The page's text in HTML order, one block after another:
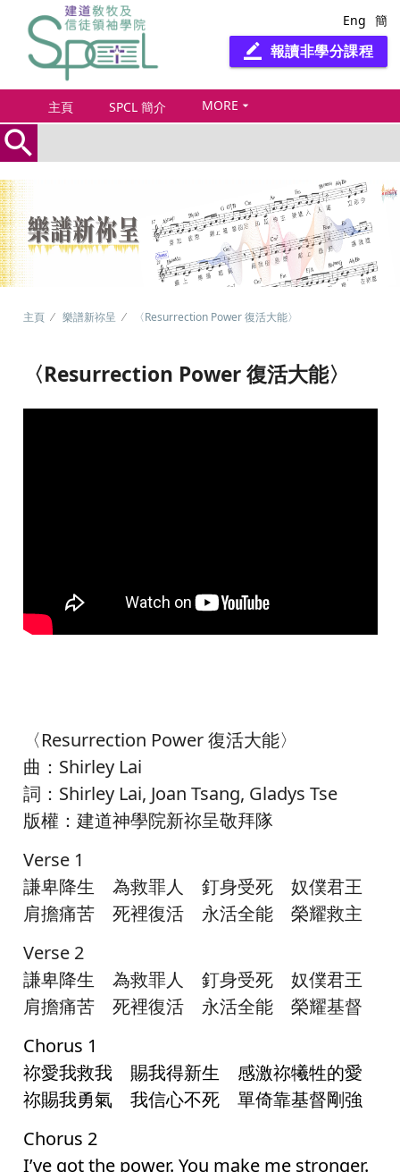
Eng 簡
border_color 報讀非學分課程
主頁 SPCL 簡介 MORE arrow_drop_down
search
主頁 樂譜新祢呈 〈Resurrection Power 復活大能〉
〈Resurrection Power 復活大能〉
〈Resurrection Power 復活大能〉
曲：Shirley Lai
詞：Shirley Lai, Joan Tsang, Gladys Tse
版權：建道神學院新祢呈敬拜隊
Verse 1
謙卑降生 為救罪人 釘身受死 奴僕君王
肩擔痛苦 死裡復活 永活全能 榮耀救主
Verse 2
謙卑降生 為救罪人 釘身受死 奴僕君王
肩擔痛苦 死裡復活 永活全能 榮耀基督
Chorus 1
祢愛我救我 賜我得新生 感激祢犧牲的愛
祢賜我勇氣 我信心不死 單倚靠基督剛強
Chorus 2
I’ve got the power. You make me stronger.